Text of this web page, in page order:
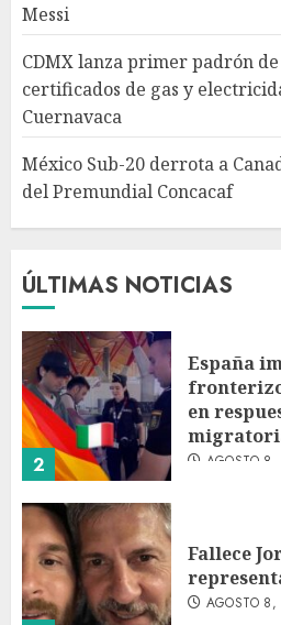
Messi
CDMX lanza primer padrón
certificados de gas y
Cuernavaca
México Sub-20 derrota a
del Premundial Concacaf
ÚLTIMAS NOTICIAS
5
Canadá
AGOSTO
1
Columna
réplica
2
España
en
AGOSTO
Fallece
AGOSTO